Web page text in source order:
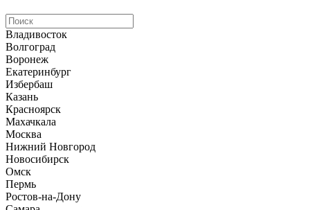
Владивосток
Волгоград
Воронеж
Екатеринбург
Избербаш
Казань
Красноярск
Махачкала
Москва
Нижний Новгород
Новосибирск
Омск
Пермь
Ростов-на-Дону